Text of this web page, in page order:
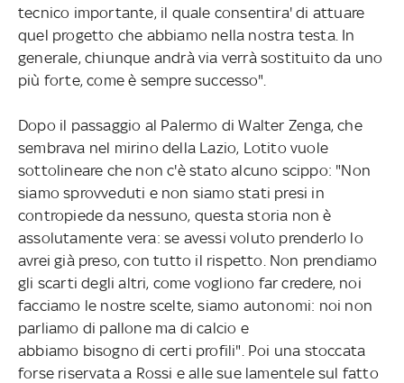
tecnico importante, il quale consentira' di attuare
quel progetto che abbiamo nella nostra testa. In
generale, chiunque andrà via verrà sostituito da uno
più forte, come è sempre successo".
Dopo il passaggio al Palermo di Walter Zenga, che
sembrava nel mirino della Lazio, Lotito vuole
sottolineare che non c'è stato alcuno scippo: "Non
siamo sprovveduti e non siamo stati presi in
contropiede da nessuno, questa storia non è
assolutamente vera: se avessi voluto prenderlo lo
avrei già preso, con tutto il rispetto. Non prendiamo
gli scarti degli altri, come vogliono far credere, noi
facciamo le nostre scelte, siamo autonomi: noi non
parliamo di pallone ma di calcio e
abbiamo bisogno di certi profili". Poi una stoccata
forse riservata a Rossi e alle sue lamentele sul fatto